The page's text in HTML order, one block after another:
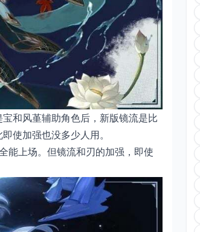
和风堇辅助角色后，新版镜流是比
使加强也没多少人用。
能上场。但镜流和刃的加强，即使